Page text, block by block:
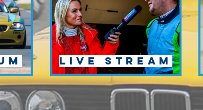
Live Stream